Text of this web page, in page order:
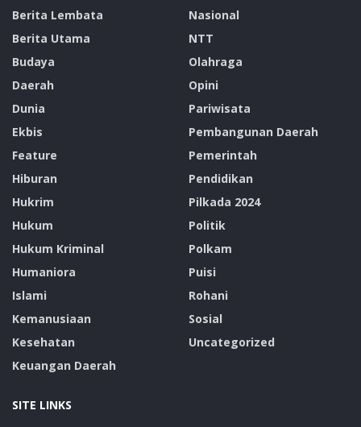
Berita Lembata
Berita Utama
Budaya
Daerah
Dunia
Ekbis
Feature
Hiburan
Hukrim
Hukum
Hukum Kriminal
Humaniora
Islami
Kemanusiaan
Kesehatan
Keuangan Daerah
Nasional
NTT
Olahraga
Opini
Pariwisata
Pembangunan Daerah
Pemerintah
Pendidikan
Pilkada 2024
Politik
Polkam
Puisi
Rohani
Sosial
Uncategorized
SITE LINKS